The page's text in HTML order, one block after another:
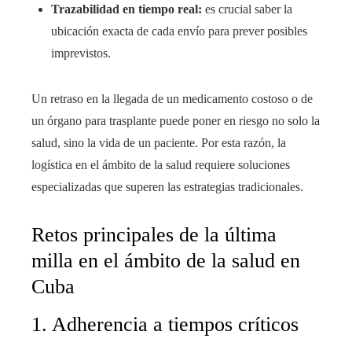
Trazabilidad en tiempo real: es crucial saber la
ubicación exacta de cada envío para prever posibles
imprevistos.
Un retraso en la llegada de un medicamento costoso o de
un órgano para trasplante puede poner en riesgo no solo la
salud, sino la vida de un paciente. Por esta razón, la
logística en el ámbito de la salud requiere soluciones
especializadas que superen las estrategias tradicionales.
Retos principales de la última
milla en el ámbito de la salud en
Cuba
1. Adherencia a tiempos críticos